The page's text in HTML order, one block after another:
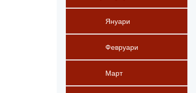
Януари
Февруари
Март